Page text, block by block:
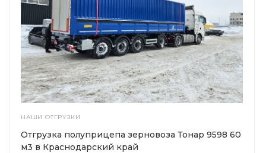
НАШИ ОТГРУЗКИ
Отгрузка полуприцепа зерновоза Тонар 9598 60
м3 в Краснодарский край